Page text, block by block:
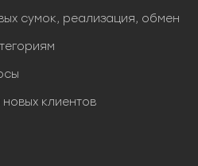
сумок, реализация, обмен
клиентов